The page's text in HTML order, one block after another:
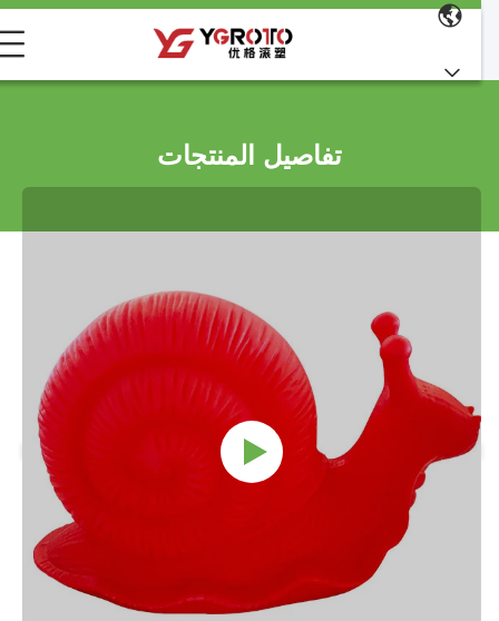
تفاصيل المنتجات